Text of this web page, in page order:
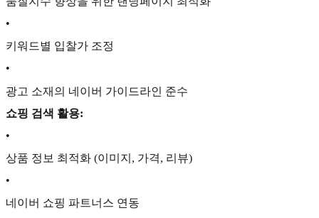
•
키워드별 입찰가 조정
•
광고 소재의 네이버 가이드라인 준수
쇼핑 검색 활용:
•
상품 정보 최적화 (이미지, 가격, 리뷰)
•
네이버 쇼핑 파트너스 연동